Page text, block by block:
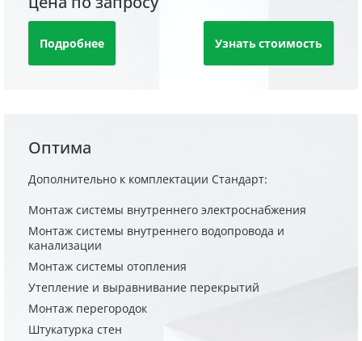
Подробнее Узнать стоимость
Оптима
Дополнительно к комплектации Стандарт:
Монтаж системы внутреннего электроснабжения
Монтаж системы внутреннего водопровода и
канализации
Монтаж системы отопления
Утепление и выравнивание перекрытий
Монтаж перегородок
Штукатурка стен